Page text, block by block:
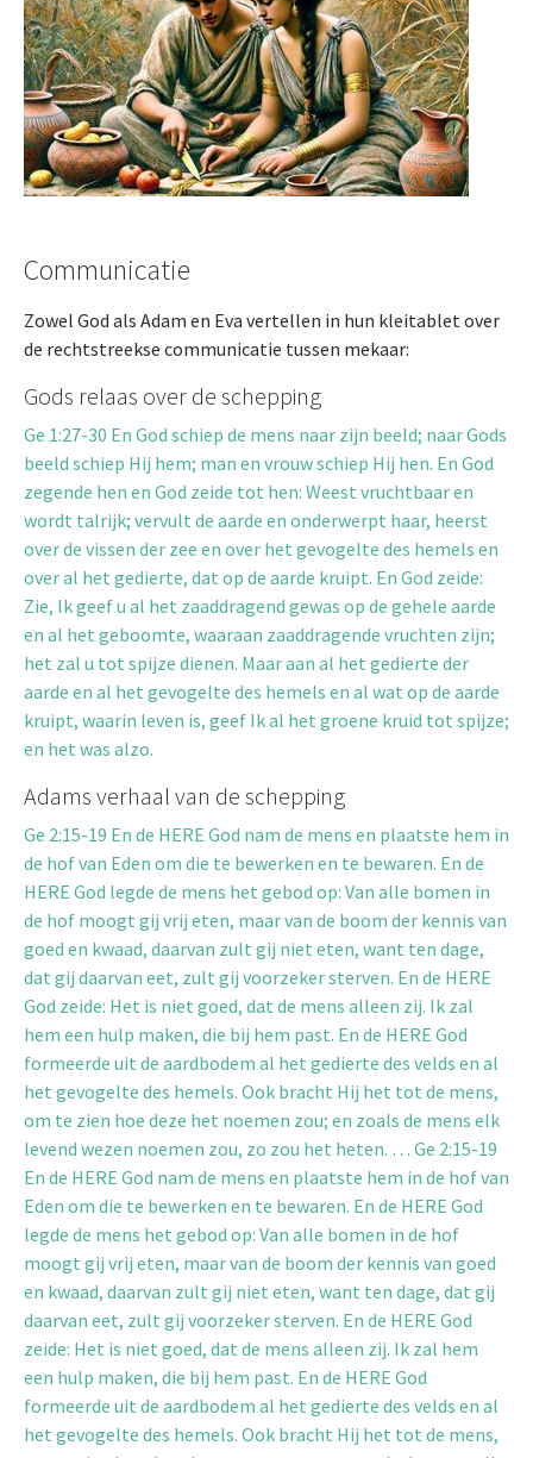
Communicatie
Zowel God als Adam en Eva vertellen in hun kleitablet over
de rechtstreekse communicatie tussen mekaar:
Gods relaas over de schepping
Ge 1:27-30 En God schiep de mens naar zijn beeld; naar Gods
beeld schiep Hij hem; man en vrouw schiep Hij hen. En God
zegende hen en God zeide tot hen: Weest vruchtbaar en
wordt talrijk; vervult de aarde en onderwerpt haar, heerst
over de vissen der zee en over het gevogelte des hemels en
over al het gedierte, dat op de aarde kruipt. En God zeide:
Zie, Ik geef u al het zaaddragend gewas op de gehele aarde
en al het geboomte, waaraan zaaddragende vruchten zijn;
het zal u tot spijze dienen. Maar aan al het gedierte der
aarde en al het gevogelte des hemels en al wat op de aarde
kruipt, waarin leven is, geef Ik al het groene kruid tot spijze;
en het was alzo.
Adams verhaal van de schepping
Ge 2:15-19 En de HERE God nam de mens en plaatste hem in
de hof van Eden om die te bewerken en te bewaren. En de
HERE God legde de mens het gebod op: Van alle bomen in
de hof moogt gij vrij eten, maar van de boom der kennis van
goed en kwaad, daarvan zult gij niet eten, want ten dage,
dat gij daarvan eet, zult gij voorzeker sterven. En de HERE
God zeide: Het is niet goed, dat de mens alleen zij. Ik zal
hem een hulp maken, die bij hem past. En de HERE God
formeerde uit de aardbodem al het gedierte des velds en al
het gevogelte des hemels. Ook bracht Hij het tot de mens,
om te zien hoe deze het noemen zou; en zoals de mens elk
levend wezen noemen zou, zo zou het heten. … Ge 2:15-19
En de HERE God nam de mens en plaatste hem in de hof van
Eden om die te bewerken en te bewaren. En de HERE God
legde de mens het gebod op: Van alle bomen in de hof
moogt gij vrij eten, maar van de boom der kennis van goed
en kwaad, daarvan zult gij niet eten, want ten dage, dat gij
daarvan eet, zult gij voorzeker sterven. En de HERE God
zeide: Het is niet goed, dat de mens alleen zij. Ik zal hem
een hulp maken, die bij hem past. En de HERE God
formeerde uit de aardbodem al het gedierte des velds en al
het gevogelte des hemels. Ook bracht Hij het tot de mens,